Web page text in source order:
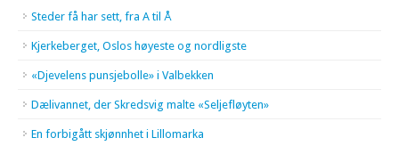
Steder få har sett, fra A til Å
Kjerkeberget, Oslos høyeste og nordligste
«Djevelens punsjebolle» i Valbekken
Dælivannet, der Skredsvig malte «Seljefløyten»
En forbigått skjønnhet i Lillomarka